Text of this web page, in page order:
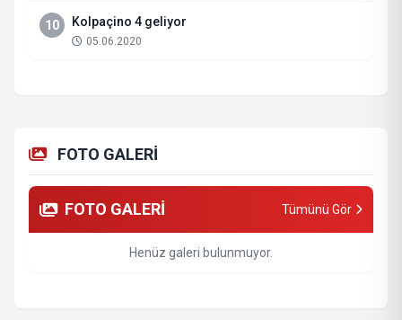
10 Kolpaçino 4 geliyor
05.06.2020
FOTO GALERİ
FOTO GALERİ Tümünü Gör
Henüz galeri bulunmuyor.